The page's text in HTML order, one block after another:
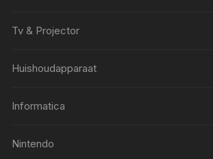
Tv & Projector
Huishoudapparaat
Informatica
Nintendo